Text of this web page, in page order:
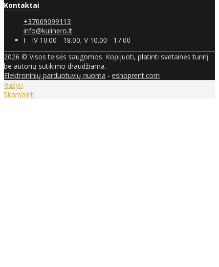
Kontaktai
+37069099113
info@kulinero.lt
I - IV 10.00 - 18.00, V 10.00 - 17.00
2026 © Visos teisės saugomos. Kopijuoti, platinti svetainės turinį
be autorių sutikimo draudžiama.
Elektroninių parduotuvių nuoma - eshoprent.com
Rašyti
Skambinti